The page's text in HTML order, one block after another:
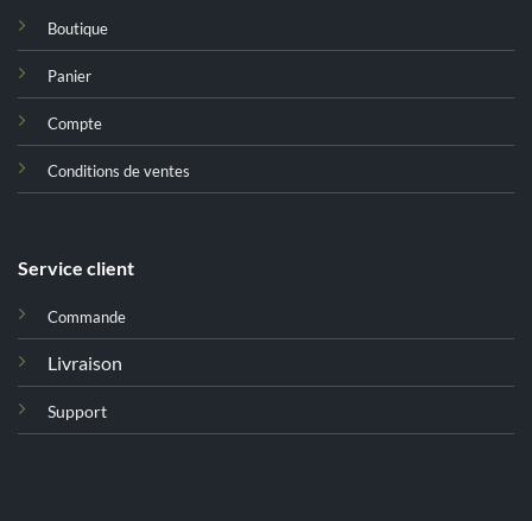
Boutique
Panier
Compte
Conditions de ventes
Service client
Commande
Livraison
Support